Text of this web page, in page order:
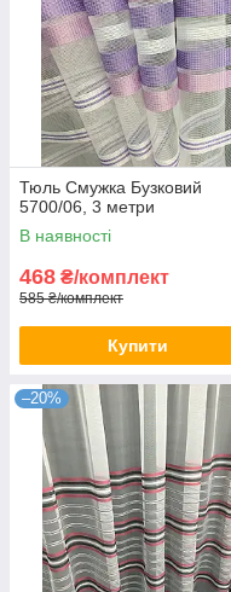
Тюль Смужка Бузковий
5700/06, 3 метри
В наявності
468 ₴/комплект
585 ₴/комплект
Купити
–20%